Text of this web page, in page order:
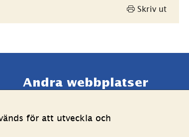
för att utveckla och
Skriv ut
Andra webbplatser